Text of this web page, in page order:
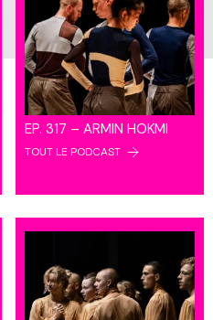
EP. 317 – ARMIN HOKMI
TOUT LE PODCAST